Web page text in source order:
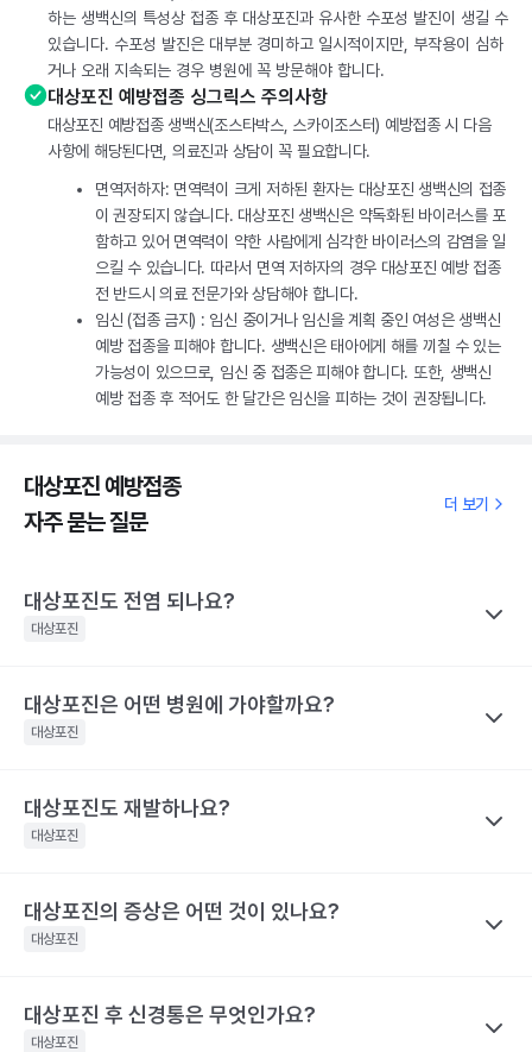
하는 생백신의 특성상 접종 후 대상포진과 유사한 수포성 발진이 생길 수
있습니다. 수포성 발진은 대부분 경미하고 일시적이지만, 부작용이 심하
거나 오래 지속되는 경우 병원에 꼭 방문해야 합니다.
대상포진 예방접종 싱그릭스 주의사항
대상포진 예방접종 생백신(조스타박스, 스카이조스터) 예방접종 시 다음
사항에 해당된다면, 의료진과 상담이 꼭 필요합니다.
면역저하자: 면역력이 크게 저하된 환자는 대상포진 생백신의 접종
이 권장되지 않습니다. 대상포진 생백신은 약독화된 바이러스를 포
함하고 있어 면역력이 약한 사람에게 심각한 바이러스의 감염을 일
으킬 수 있습니다. 따라서 면역 저하자의 경우 대상포진 예방 접종
전 반드시 의료 전문가와 상담해야 합니다.
임신 (접종 금지) : 임신 중이거나 임신을 계획 중인 여성은 생백신
예방 접종을 피해야 합니다. 생백신은 태아에게 해를 끼칠 수 있는
가능성이 있으므로, 임신 중 접종은 피해야 합니다. 또한, 생백신
예방 접종 후 적어도 한 달간은 임신을 피하는 것이 권장됩니다.
대상포진 예방접종
자주 묻는 질문
더 보기
대상포진도 전염 되나요?
대상포진
나만의닥터
대상포진이 특정 바이러스에 의해 유발된다고 하니 혹시 대상포진
수두는 비말을 통해 호흡기로 전염될 수 있고, 수포 진물을 접촉해도
전파될 수 있으므로 주의가 필요해요.
기 어려운 이유는 수포(물집) 때문이에요. 수포 안에는 활성화된 바
이러스가 들어 있기 때문에 만약 수포를 건드려 터트리면 이를 통해
한편, 대상포진 병변이 초기 단계인 발진 상태이거나 수포가 가라앉
아 딱지가 생긴 상태라면 전염 가능성은 거의 없어요.
대상포진은 어떤 병원에 가야할까요?
대상포진
나만의닥터
대상포진은 치료가 되고 난 후에도 통증이 지속되거나 후유증이 동
눈 주위에 난 대상포진 : 안과, 피부과, 통증의학과
등에 난 대상포진 : 피부과 및 통증의학과
해당 콘텐츠는 질환 지식 제공을 위해 만들어 진 것으로, 진료 행위 유도 및 특정 의약품
을 권유하지 않습니다.
대상포진도 재발하나요?
대상포진
나만의닥터
네. 대상포진도 재발할 수 있어요. 실제로 해외에는 대상포진이 세
재발했다고 해요. 대상포진의 재발 확률은 대상포진의 통증 지속시
대상포진의 증상은 어떤 것이 있나요?
대상포진
나만의닥터
대상포진 후 신경통은 무엇인가요?
대상포진